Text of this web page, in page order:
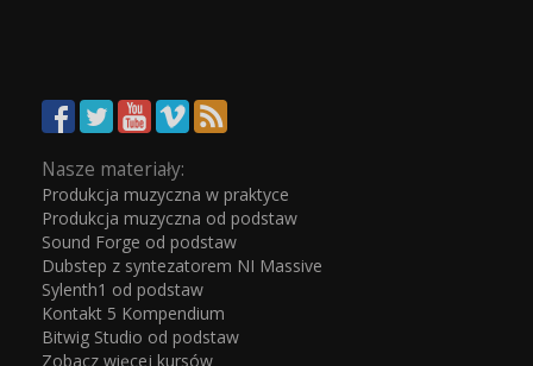
Nasze materiały:
Produkcja muzyczna w praktyce
Produkcja muzyczna od podstaw
Sound Forge od podstaw
Dubstep z syntezatorem NI Massive
Sylenth1 od podstaw
Kontakt 5 Kompendium
Bitwig Studio od podstaw
Zobacz więcej kursów